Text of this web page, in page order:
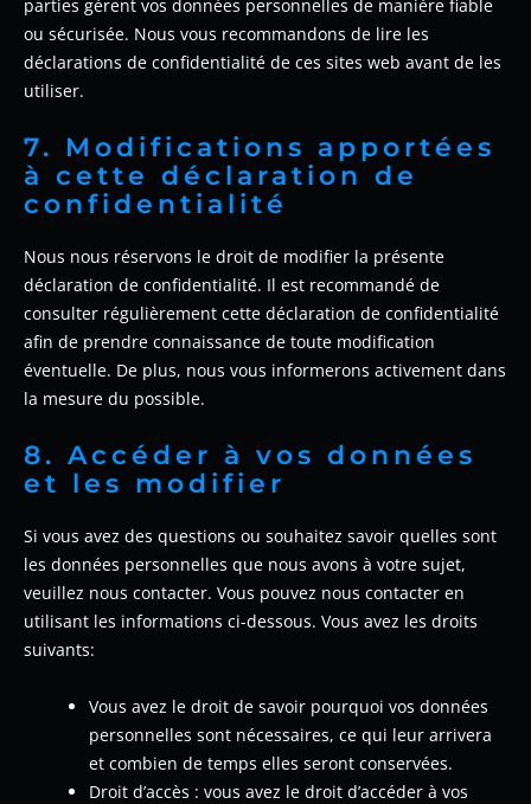
parties gèrent vos données personnelles de manière fiable
ou sécurisée. Nous vous recommandons de lire les
déclarations de confidentialité de ces sites web avant de les
utiliser.
7. Modifications apportées
à cette déclaration de
confidentialité
Nous nous réservons le droit de modifier la présente
déclaration de confidentialité. Il est recommandé de
consulter régulièrement cette déclaration de confidentialité
afin de prendre connaissance de toute modification
éventuelle. De plus, nous vous informerons activement dans
la mesure du possible.
8. Accéder à vos données
et les modifier
Si vous avez des questions ou souhaitez savoir quelles sont
les données personnelles que nous avons à votre sujet,
veuillez nous contacter. Vous pouvez nous contacter en
utilisant les informations ci-dessous. Vous avez les droits
suivants:
Vous avez le droit de savoir pourquoi vos données
personnelles sont nécessaires, ce qui leur arrivera
et combien de temps elles seront conservées.
Droit d’accès : vous avez le droit d’accéder à vos